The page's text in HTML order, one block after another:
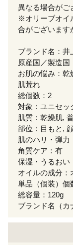
異なる場合がご
※オリーブオイ
合がございます
ブランド名：井
原産国／製造国
お肌の悩み：乾
肌荒れ
総個数：2
対象：ユニセッ
肌質：乾燥肌,
部位：目もと,
肌のハリ・弾力
角質ケア：有
保湿・うるおい
オイルの成分：
単品（個装）個
総容量：120g
ブランド名（カ